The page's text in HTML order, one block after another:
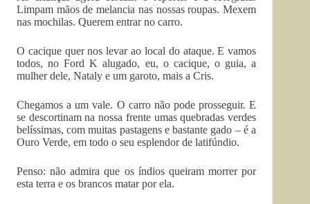
Limpam mãos de melancia nas nossas roupas. Mexem
nas mochilas. Querem entrar no carro.
O cacique quer nos levar ao local do ataque. E vamos
todos, no Ford K alugado, eu, o cacique, o guia, a
mulher dele, Nataly e um garoto, mais a Cris.
Chegamos a um vale. O carro não pode prosseguir. E
se descortinam na nossa frente umas quebradas verdes
belíssimas, com muitas pastagens e bastante gado – é a
Ouro Verde, em todo o seu esplendor de latifúndio.
Penso: não admira que os índios queiram morrer por
esta terra e os brancos matar por ela.